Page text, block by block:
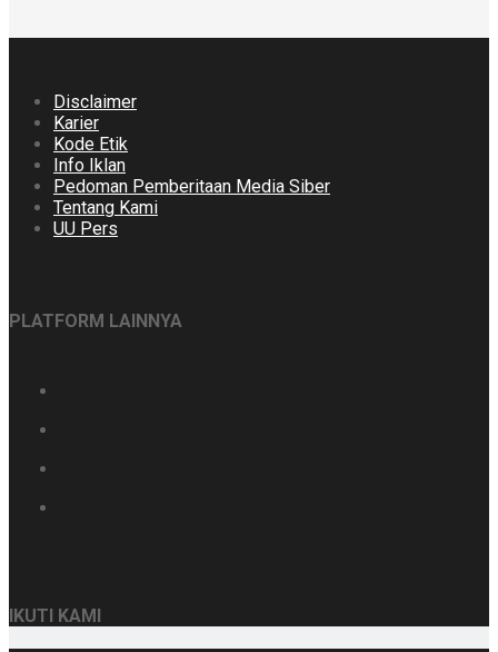
Disclaimer
Karier
Kode Etik
Info Iklan
Pedoman Pemberitaan Media Siber
Tentang Kami
UU Pers
PLATFORM LAINNYA
IKUTI KAMI